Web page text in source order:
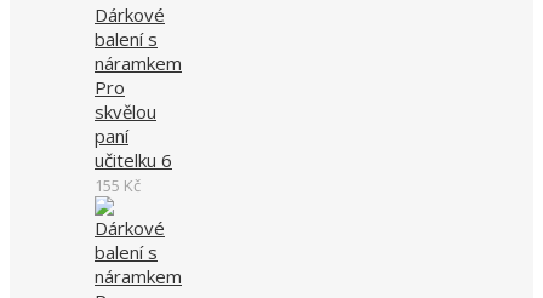
Dárkové
balení s
náramkem
Pro
skvělou
paní
učitelku 6
155 Kč